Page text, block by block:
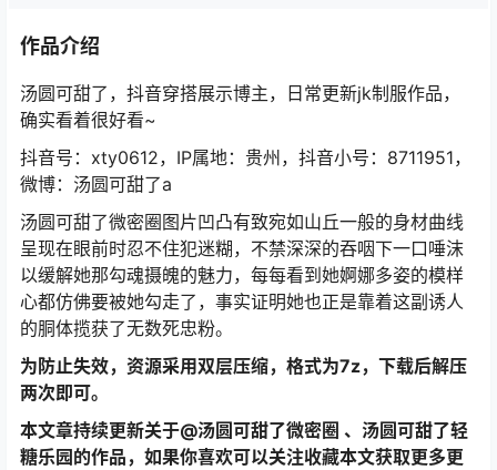
作品介绍
汤圆可甜了，抖音穿搭展示博主，日常更新jk制服作品，
确实看着很好看~
抖音号：xty0612，IP属地：贵州，抖音小号：8711951，
微博：汤圆可甜了a
汤圆可甜了微密圈图片凹凸有致宛如山丘一般的身材曲线
呈现在眼前时忍不住犯迷糊，不禁深深的吞咽下一口唾沫
以缓解她那勾魂摄魄的魅力，每每看到她婀娜多姿的模样
心都仿佛要被她勾走了，事实证明她也正是靠着这副诱人
的胴体揽获了无数死忠粉。
为防止失效，资源采用双层压缩，格式为7z，下载后解压
两次即可。
本文章持续更新关于@汤圆可甜了微密圈 、汤圆可甜了轻
糖乐园的作品，如果你喜欢可以关注收藏本文获取更多更